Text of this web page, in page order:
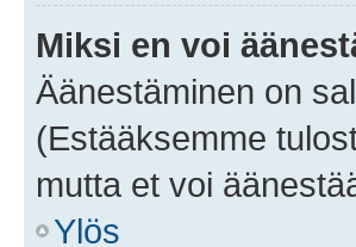
Miksi en voi
Äänestäminen on
(Estääksemme
mutta et voi
Ylös